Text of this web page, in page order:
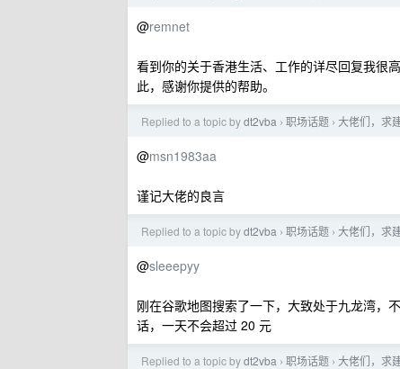
@remnet
看到你的关于香港生活、工作的详尽回复我很
此，感谢你提供的帮助。
Replied to a topic bydt2vba › 职场话题 › 大佬们，求
@msn1983aa
谨记大佬的良言
Replied to a topic bydt2vba › 职场话题 › 大佬们，求
@sleeepyy
刚在谷歌地图搜索了一下，大致处于九龙湾，
话，一天不会超过 20 元
Replied to a topic bydt2vba › 职场话题 › 大佬们，求